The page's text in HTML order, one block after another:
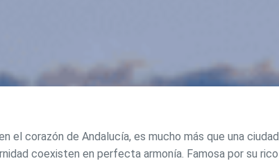
el corazón de Andalucía, es mucho más que una
coexisten en perfecta armonía. Famosa por su
cookies